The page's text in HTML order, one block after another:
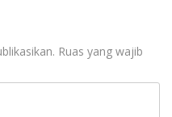
Ruas yang wajib